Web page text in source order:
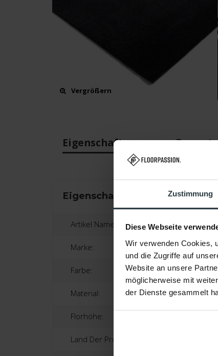
Zustimmung
Diese Webseite
Wir verwenden Cookies,
und die Zugriffe auf
Website an unsere
möglicherweise mit
der Dienste gesammelt
Vergrößern
Eigenschaften
Eigenschaften
Artikel Name:
Marke:
Farbe:
Material:
Florhöhe:
Land Der Produktion: